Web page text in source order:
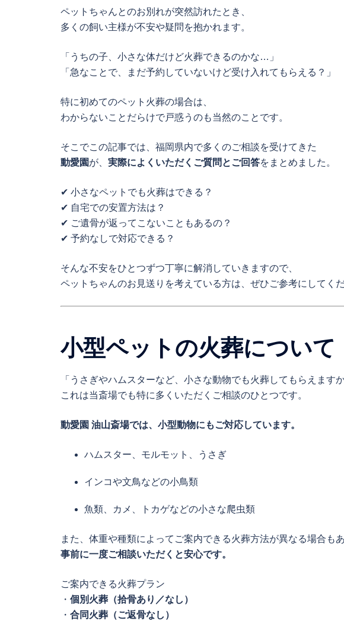
ペットちゃんとのお別れが突然訪れたとき、
多くの飼い主様が不安や疑問を抱かれます。
「うちの子、小さな体だけど火葬できるのかな…」
「急なことで、まだ予約していないけど受け入れてもらえる？」
特に初めてのペット火葬の場合は、
わからないことだらけで戸惑うのも当然のことです。
そこでこの記事では、福岡県内で多くのご相談を受けてきた
動愛園が、 実際によくいただくご質問とご回答をまとめました。
✔ 小さなペットでも火葬はできる？
✔ 自宅での安置方法は？
✔ ご遺骨が返ってこないこともあるの？
✔ 予約なしで対応できる？
そんな不安をひとつずつ丁寧に解消していきますので、
ペットちゃんのお見送りを考えている方は、ぜひご参考にしてくだ
小型ペットの火葬について
「うさぎやハムスターなど、小さな動物でも火葬してもらえますか
これは当斎場でも特に多くいただくご相談のひとつです。
動愛園 油山斎場では、小型動物にもご対応しています。
ハムスター、モルモット、うさぎ
インコや文鳥などの小鳥類
魚類、カメ、トカゲなどの小さな爬虫類
また、体重や種類によってご案内できる火葬方法が異なる場合もあ
事前に一度ご相談いただくと安心です。
ご案内できる火葬プラン
・ 個別火葬（拾骨あり／なし）
・ 合同火葬（ご返骨なし）